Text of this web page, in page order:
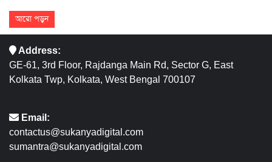
আরো পড়ুন
Address:
GE-61, 3rd Floor, Rajdanga Main Rd, Sector G, East
Kolkata Twp, Kolkata, West Bengal 700107
Email:
contactus@sukanyadigital.com
sumantra@sukanyadigital.com